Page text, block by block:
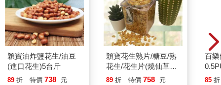
特徵相吻合。
其中繁衍的本能、感受情感的本能、自我防衛機制、擁有時間感
與空間感等十九項特徵都是人類與其他物種共有的特性。另外八
項則是人類獨有，包含詩才（寫詩的能力）、宗教、機敏和智慧
等。
高爾認為，這二十七種能力都可以對應到特定的腦區。比方說，
「目標堅定」落在頭頂附近；「殺人傾向」潛伏在耳朵上方；
「語言」則位於眼睛下方。
穎寶油炸鹽花生/油豆
(進口花生)5台斤
89 折 特價 738 元
穎寶花生熟片/糖豆/熟
花生/花生片(燒仙草花
生)-5台斤
89 折 特價 758 元
百
桃(
85 折